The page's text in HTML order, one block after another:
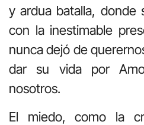
y ardua batalla, donde
con la inestimable
nunca dejó de
dar su vida por
nosotros.
El miedo, como la